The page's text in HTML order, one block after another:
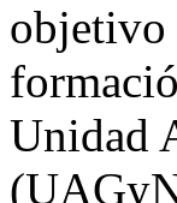
objetivo
Unidad